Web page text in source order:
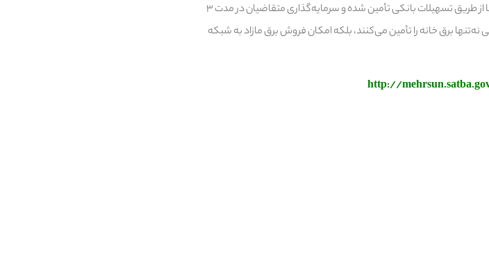
وی با تصریح این که با ثبت‌نام در این سامانه، تا ۸۰ درصد هزینه‌ها از طریق تسهیلات بانکی تأمین شده و سرمایه‌گذاری متقاضیان در مدت ۳
یادآور شد: سامانه‌های خورشیدی ۵ کیلوواتی نه‌تنها برق خانه را تأمین می‌کنند، بلکه امکان فروش برق مازاد به شبکه